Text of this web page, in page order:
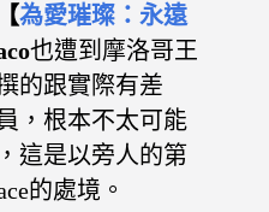
為愛璀璨：永遠
也遭到摩洛哥王
的跟實際有差
，根本不太可能
這是以旁人的第
的處境。